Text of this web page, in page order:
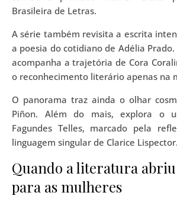
Brasileira de Letras.
A série também revisita a escrita
a poesia do cotidiano de Adélia
acompanha a trajetória de Cora
o reconhecimento literário apenas na
O panorama traz ainda o olhar
Piñon. Além do mais, explora o
Fagundes Telles, marcado pela
linguagem singular de Clarice Lispector.
Quando a literatura
para as mulheres